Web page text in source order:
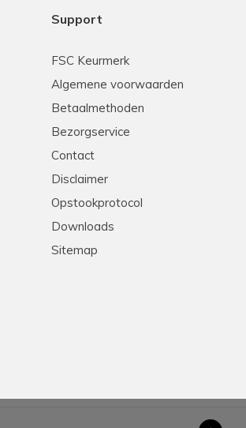
Support
FSC Keurmerk
Algemene voorwaarden
Betaalmethoden
Bezorgservice
Contact
Disclaimer
Opstookprotocol
Downloads
Sitemap